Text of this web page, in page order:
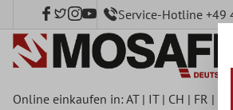
springen Service-Hotline +49
Online einkaufen in:AT| IT| CH | FR |